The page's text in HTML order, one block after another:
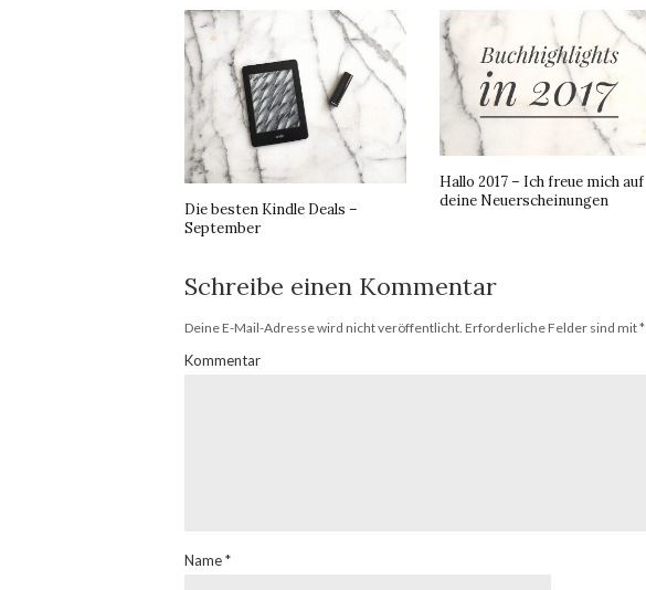
Die besten Kindle Deals –
September
Hallo 2017 – Ich freue mich auf
deine Neuerscheinungen
Schreibe einen Kommentar
Deine E-Mail-Adresse wird nicht veröffentlicht. Erforderliche Felder sind mit*
Kommentar
Name*